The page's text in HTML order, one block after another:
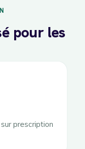
pour les
prescription